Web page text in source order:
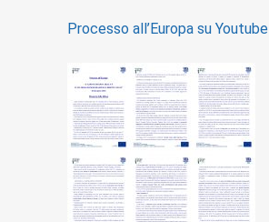
Processo all’Europa su Youtube